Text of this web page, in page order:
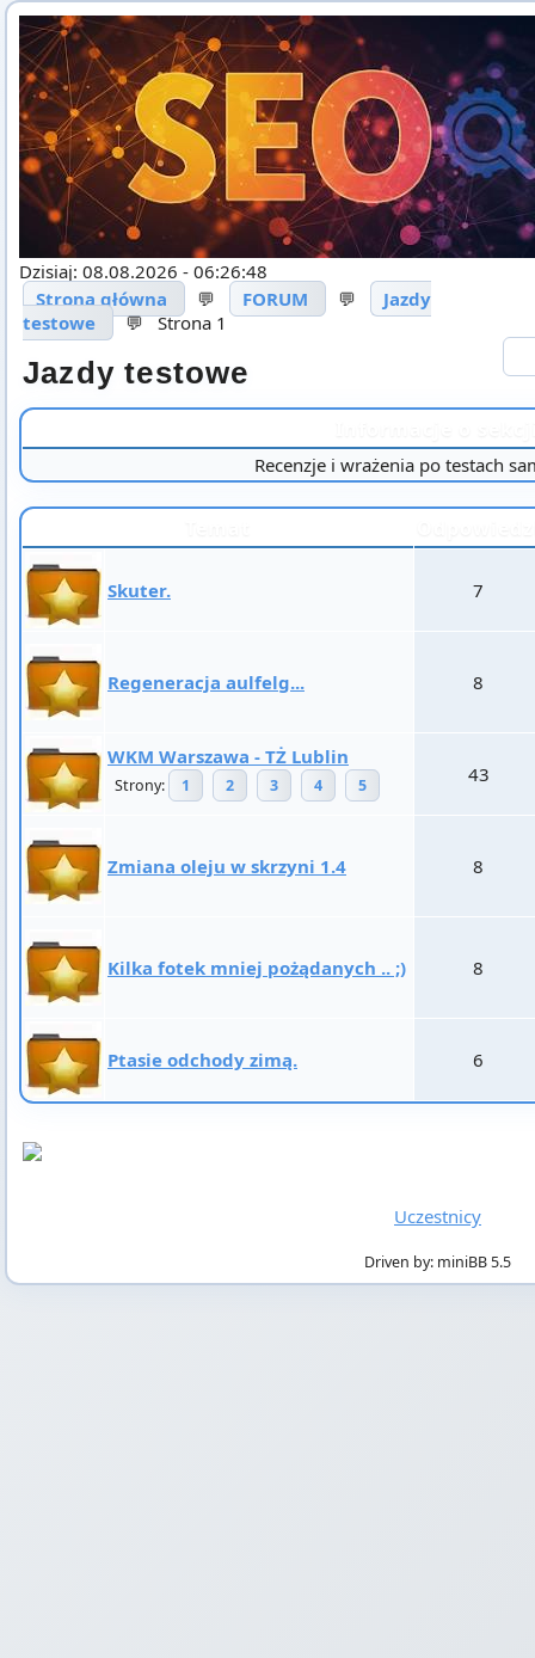
Dzisiaj: 08.08.2026 - 06:26:48
Strona główna
💬 FORUM 💬
Jazdy
testowe
💬Strona 1
Jazdy testowe
Recenzje i wrażenia po testach
Skuter. 7
Regeneracja aulfelg... 8
WKM Warszawa - TŻ Lublin
Strony: 1 2 3 4 5 43
Zmiana oleju w skrzyni 1.4 8
Kilka fotek mniej pożądanych .. ;) 8
Ptasie odchody zimą. 6
Uczestnicy
Driven by: miniBB 5.5